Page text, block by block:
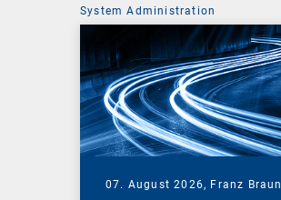
System Administration
07. August 2026, Franz Braun